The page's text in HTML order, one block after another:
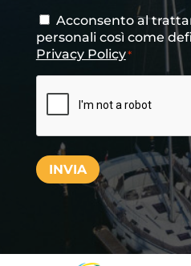
Consenso*
Acconsento al
personali così come
Privacy Policy*
INVIA